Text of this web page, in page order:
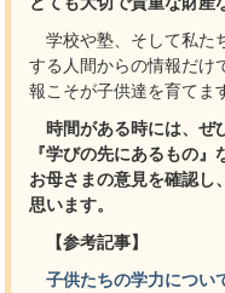
学校や塾、そして私た
する人間からの情報だけ
報こそが子供達を育てま
時間がある時には、ぜ
『学びの先にあるもの
お母さまの意見を確認し
思います。
【参考記事】
子供たちの学力につい